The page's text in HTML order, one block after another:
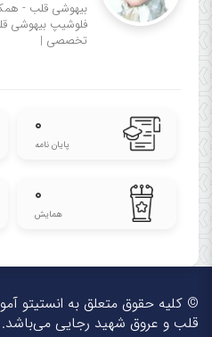
بیهوشی قلب -
فلوشیپ بیهوشی
تخصصی |
۰
پایان نامه
۰
همایش
© کلیه حقوق متعلق به انستیتو
قلب و عروق شهید رجایی می‌باشد.